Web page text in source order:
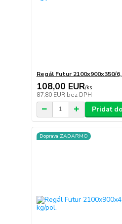
Regál Futur 2100x900x350/
108,00 EUR/ks
87,80 EUR bez DPH
Pridať
Doprava ZADARMO